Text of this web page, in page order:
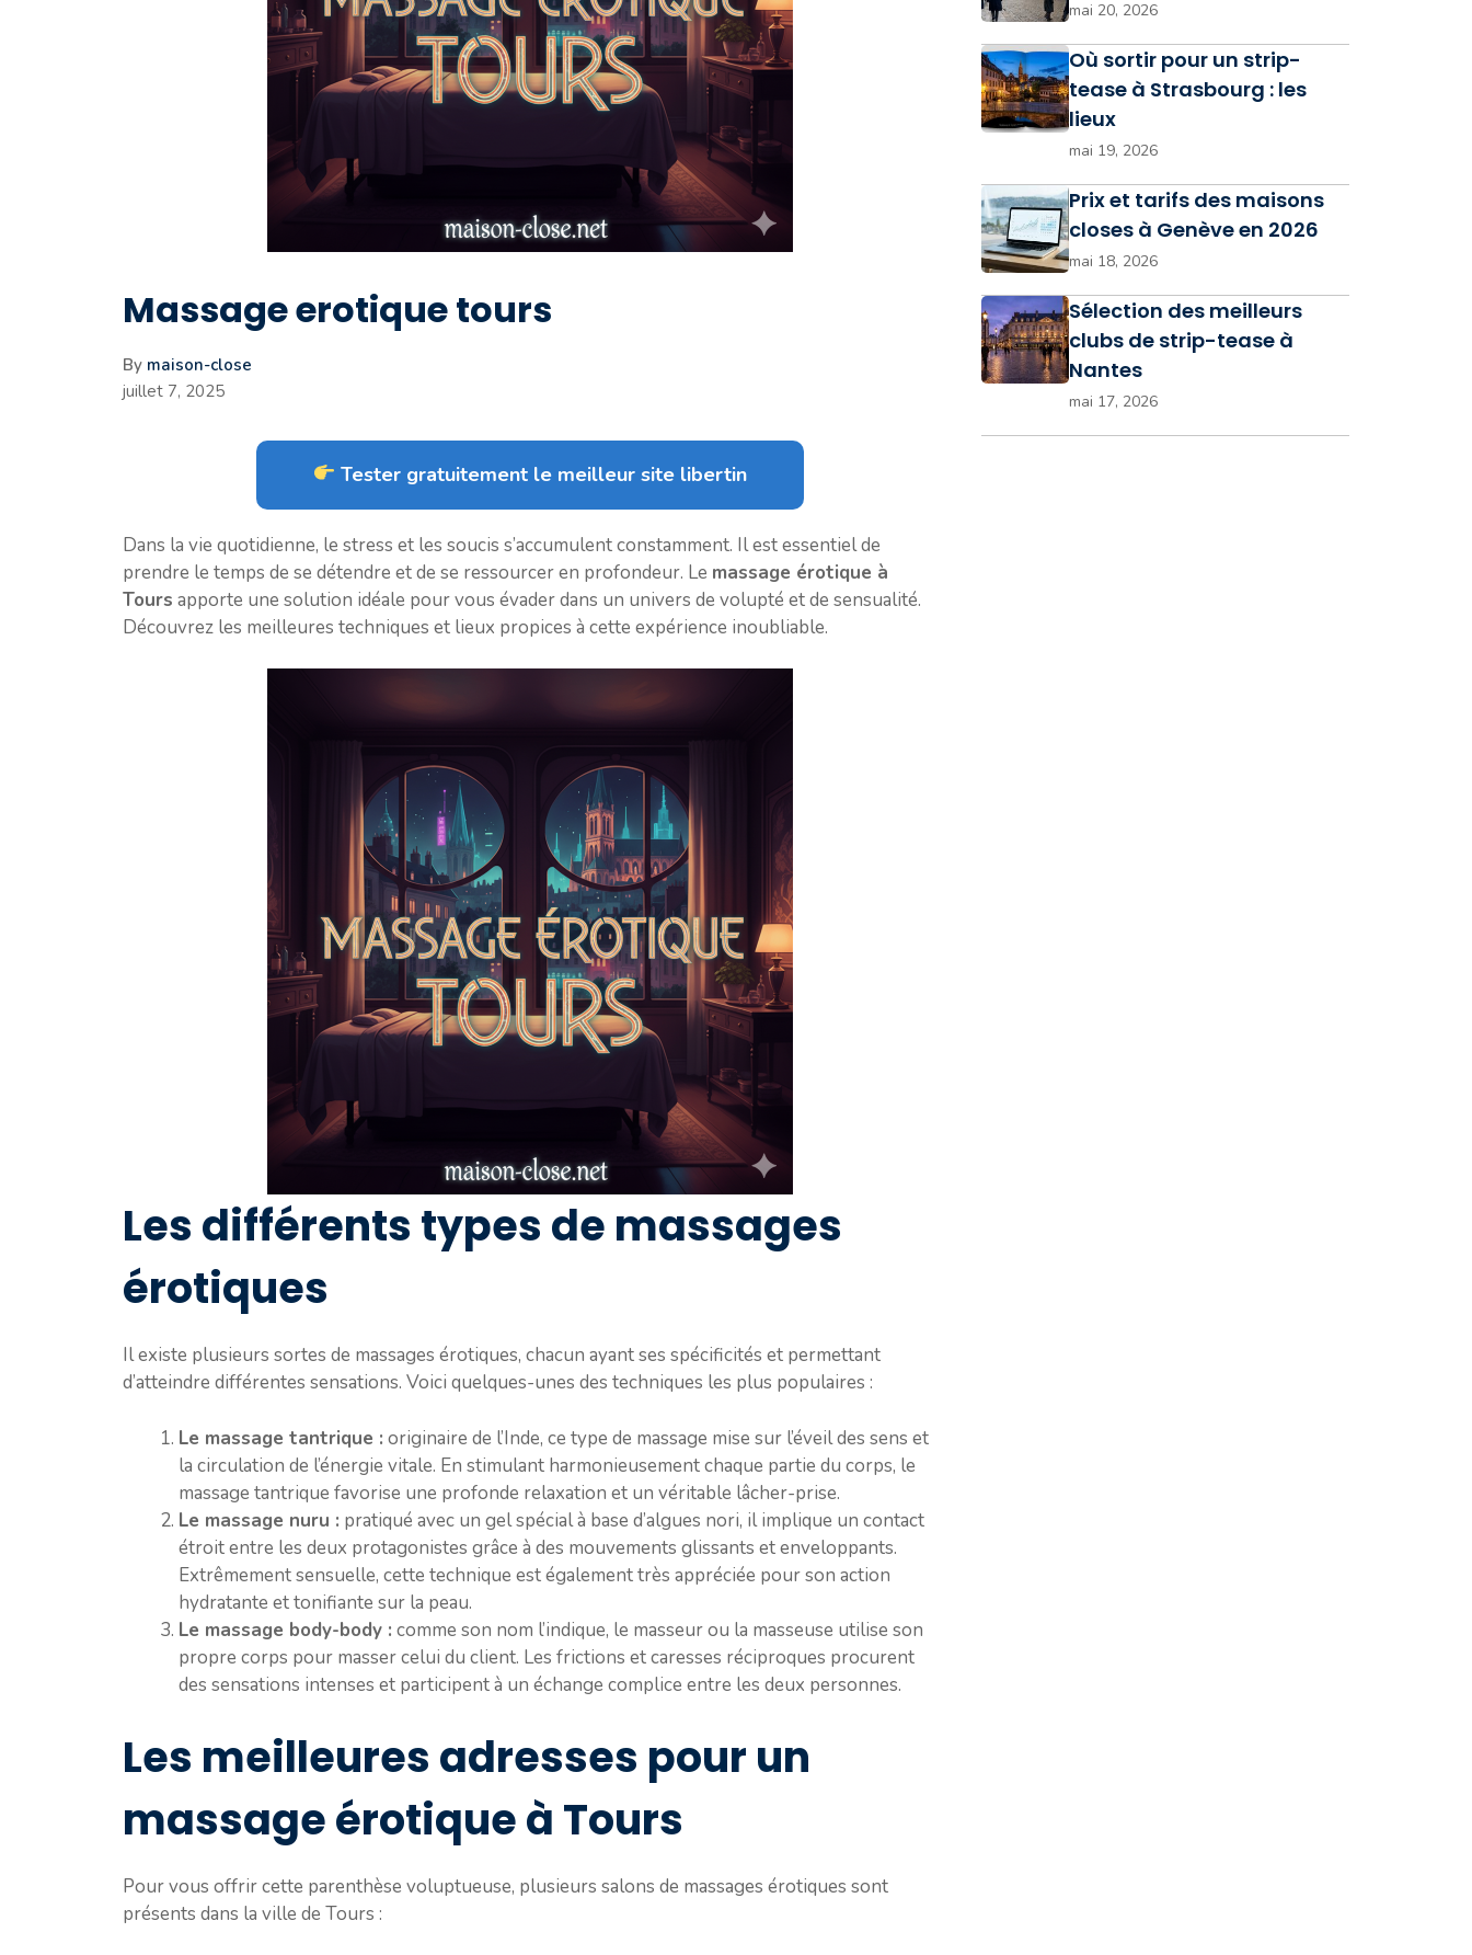
Massage erotique tours
By maison-close
juillet 7, 2025
Tester gratuitement le meilleur site libertin
Dans la vie quotidienne, le stress et les soucis s’accumulent constamment. Il est essentiel de
prendre le temps de se détendre et de se ressourcer en profondeur. Le massage érotique à
Tours apporte une solution idéale pour vous évader dans un univers de volupté et de sensualité.
Découvrez les meilleures techniques et lieux propices à cette expérience inoubliable.
Les différents types de massages
érotiques
Il existe plusieurs sortes de massages érotiques, chacun ayant ses spécificités et permettant
d’atteindre différentes sensations. Voici quelques-unes des techniques les plus populaires :
Le massage tantrique : originaire de l’Inde, ce type de massage mise sur l’éveil des sens et
la circulation de l’énergie vitale. En stimulant harmonieusement chaque partie du corps, le
massage tantrique favorise une profonde relaxation et un véritable lâcher-prise.
Le massage nuru : pratiqué avec un gel spécial à base d’algues nori, il implique un contact
étroit entre les deux protagonistes grâce à des mouvements glissants et enveloppants.
Extrêmement sensuelle, cette technique est également très appréciée pour son action
hydratante et tonifiante sur la peau.
Le massage body-body : comme son nom l’indique, le masseur ou la masseuse utilise son
propre corps pour masser celui du client. Les frictions et caresses réciproques procurent
des sensations intenses et participent à un échange complice entre les deux personnes.
Les meilleures adresses pour un
massage érotique à Tours
Pour vous offrir cette parenthèse voluptueuse, plusieurs salons de massages érotiques sont
présents dans la ville de Tours :
mai 20, 2026
Où sortir pour un strip-
tease à Strasbourg : les
lieux
mai 19, 2026
Prix et tarifs des maisons
closes à Genève en 2026
mai 18, 2026
Sélection des meilleurs
clubs de strip-tease à
Nantes
mai 17, 2026